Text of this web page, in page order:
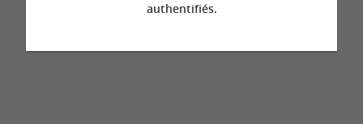
authentifiés.